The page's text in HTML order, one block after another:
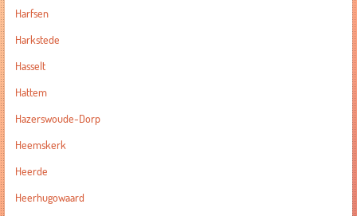
Harfsen
Harkstede
Hasselt
Hattem
Hazerswoude-Dorp
Heemskerk
Heerde
Heerhugowaard